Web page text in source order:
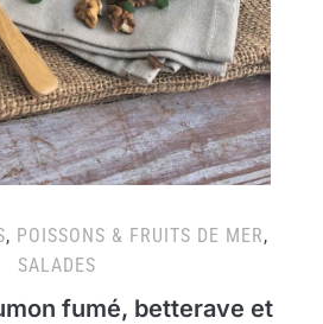
, POISSONS & FRUITS DE MER,
SALADES
fumé, betterave et